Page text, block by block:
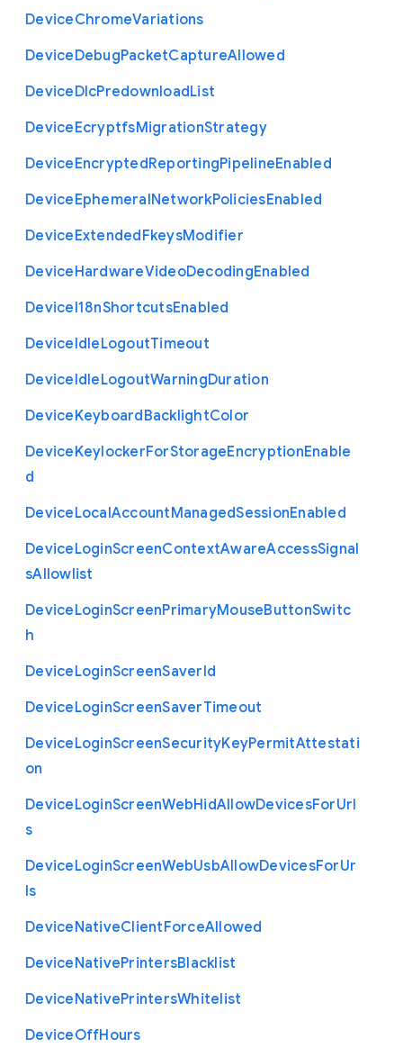
DeviceChromeVariations
DeviceDebugPacketCaptureAllowed
DeviceDlcPredownloadList
DeviceEcryptfsMigrationStrategy
DeviceEncryptedReportingPipelineEnabled
DeviceEphemeralNetworkPoliciesEnabled
DeviceExtendedFkeysModifier
DeviceHardwareVideoDecodingEnabled
DeviceI18nShortcutsEnabled
DeviceIdleLogoutTimeout
DeviceIdleLogoutWarningDuration
DeviceKeyboardBacklightColor
DeviceKeylockerForStorageEncryptionEnable
d
DeviceLocalAccountManagedSessionEnabled
DeviceLoginScreenContextAwareAccessSignal
sAllowlist
DeviceLoginScreenPrimaryMouseButtonSwitc
h
DeviceLoginScreenSaverId
DeviceLoginScreenSaverTimeout
DeviceLoginScreenSecurityKeyPermitAttestati
on
DeviceLoginScreenWebHidAllowDevicesForUrl
s
DeviceLoginScreenWebUsbAllowDevicesForUr
ls
DeviceNativeClientForceAllowed
DeviceNativePrintersBlacklist
DeviceNativePrintersWhitelist
DeviceOffHours